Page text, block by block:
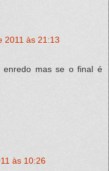
2011 às 21:13
enredo mas se o final é
às 10:26